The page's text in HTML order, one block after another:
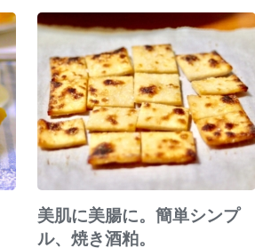
ト ここあ きなこ
美肌に美腸に。簡単シンプ
ル、焼き酒粕。